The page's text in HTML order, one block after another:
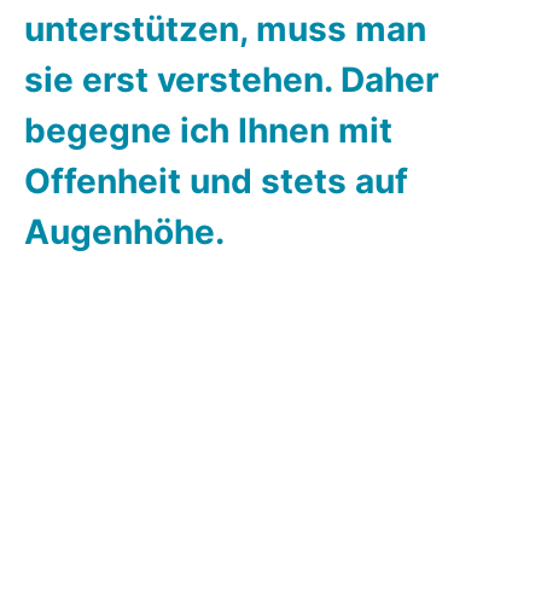
unterstützen, muss man
sie erst verstehen. Daher
begegne ich Ihnen mit
Offenheit und stets auf
Augenhöhe.